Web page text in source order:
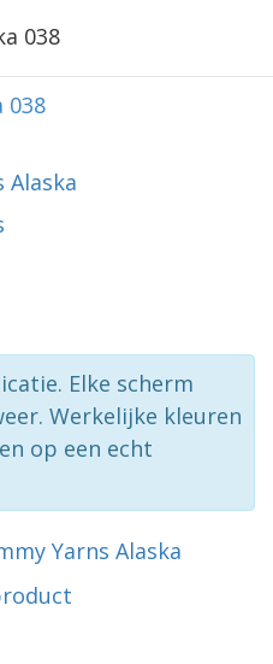
038
038
Alaska
Elke scherm
Werkelijke kleuren
op een echt
Yarns Alaska